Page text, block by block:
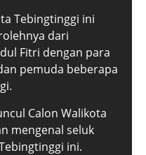
Tebingtinggi ini
dari
Fitri dengan para
pemuda beberapa
Calon Walikota
mengenal seluk
ini.